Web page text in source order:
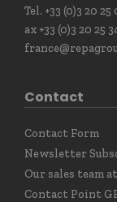
Tel. +33 (0)3 20 25
ax +33 (0)3 20 25
Contact
Contact Form
Newsletter
Our sales team
Contact Point